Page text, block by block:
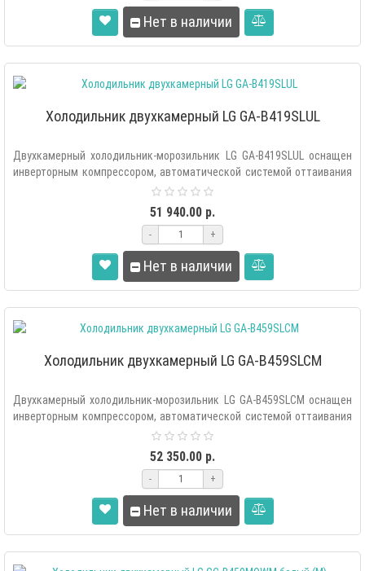
Нет в наличии
Холодильник двухкамерный LG GA-B419SLUL
Двухкамерный холодильник-морозильник LG GA-B419SLUL оснащен
инверторным компрессором, автоматической системой оттаивания
51 940.00 р.
- +
Нет в наличии
Холодильник двухкамерный LG GA-B459SLCM
Двухкамерный холодильник-морозильник LG GA-B459SLCM оснащен
инверторным компрессором, автоматической системой оттаивания
52 350.00 р.
- +
Нет в наличии